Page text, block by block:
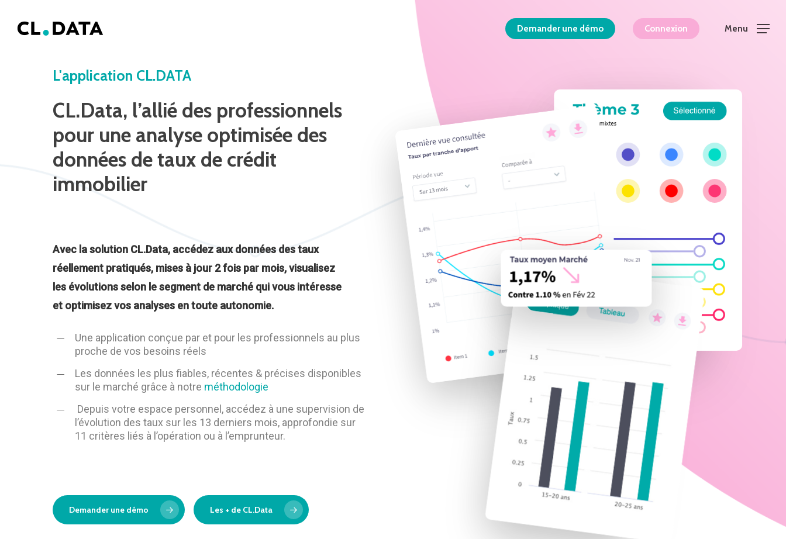
Demander une démo Connexion Menu
L'application CL.DATA
CL.Data, l’allié des professionnels
pour une analyse optimisée des
données detaux de crédit
immobilier
Avec la solution CL.Data, accédez aux données des taux
réellement pratiqués, mises à jour 2 fois par mois, visualisez
les évolutions selon le segment de marché qui vous intéresse
et optimisez vos analyses en toute autonomie.
Une application conçue par et pour les professionnels au plus
proche de vos besoins réels
Les données les plus fiables, récentes & précises disponibles
sur le marché grâce à notre méthodologie
Depuis votre espace personnel, accédez à une supervision de
l’évolution des taux sur les 13 derniers mois, approfondie sur
11 critères liés à l’opération ou à l’emprunteur.
Demander une démo Les + de CL.Data